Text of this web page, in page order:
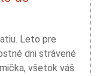
Leto pre
dni strávené
všetok váš